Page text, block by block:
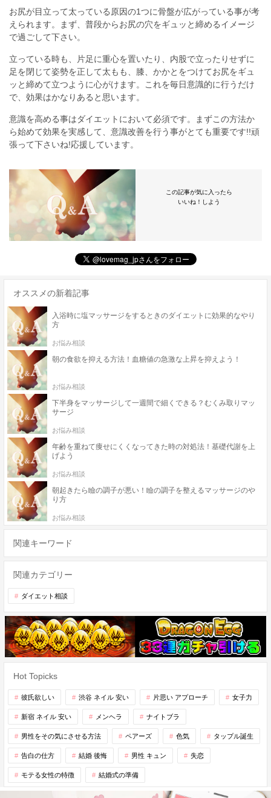
お尻が目立って太っている原因の1つに骨盤が広がっている事が考
えられます。まず、普段からお尻の穴をギュッと締めるイメージ
で過ごして下さい。
立っている時も、片足に重心を置いたり、内股で立ったりせずに
足を閉じて姿勢を正して太もも、膝、かかとをつけてお尻をギュ
ッと締めて立つように心がけます。これを毎日意識的に行うだけ
で、効果はかなりあると思います。
意識を高める事はダイエットにおいて必須です。まずこの方法か
ら始めて効果を実感して、意識改善を行う事がとても重要です!!頑
張って下さいね!応援しています。
この記事が気に入ったら
いいね！しよう
オススメの新着記事
入浴時に塩マッサージをするときのダイエットに効果的なやり
方
お悩み相談
朝の食欲を抑える方法！血糖値の急激な上昇を抑えよう！
お悩み相談
下半身をマッサージして一週間で細くできる？むくみ取りマッ
サージ
お悩み相談
年齢を重ねて痩せにくくなってきた時の対処法！基礎代謝を上
げよう
お悩み相談
朝起きたら瞼の調子が悪い！瞼の調子を整えるマッサージのや
り方
お悩み相談
関連キーワード
関連カテゴリー
ダイエット相談
Hot Topicks
彼氏欲しい 渋谷 ネイル 安い 片思い アプローチ 女子力
新宿 ネイル 安い メンヘラ ナイトブラ
男性をその気にさせる方法 ペアーズ 色気 タップル誕生
告白の仕方 結婚 後悔 男性 キュン 失恋
モテる女性の特徴 結婚式の準備